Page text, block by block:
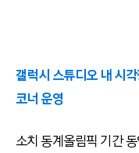
갤럭시 스튜디오 내 시
코너 운영
소치 동계올림픽 기간